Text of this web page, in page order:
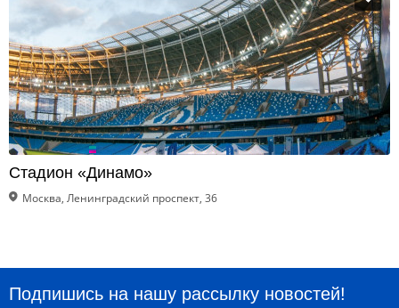
Стадион «Динамо»
Москва, Ленинградский проспект, 36
Подпишись на нашу рассылку новостей!